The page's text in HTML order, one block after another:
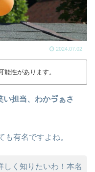
2024.07.02
性があります。
い担当、わかゔぁさ
も有名ですよね。
しく知りたいわ！本名